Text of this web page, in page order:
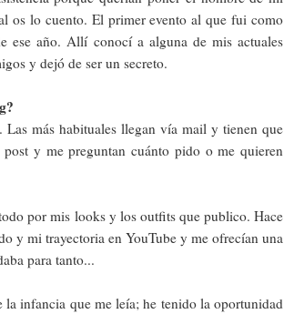
os lo cuento. El primer evento al que fui como
ese año. Allí conocí a alguna de mis actuales
y dejó de ser un secreto.
más habituales llegan vía mail y tienen que
y me preguntan cuánto pido o me quieren
por mis looks y los outfits que publico. Hace
y mi trayectoria en YouTube y me ofrecían una
para tanto...
infancia que me leía; he tenido la oportunidad